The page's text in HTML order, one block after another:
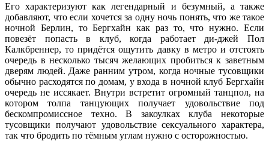
Его характеризуют как легендарный и безумный, а также
добавляют, что если хочется за одну ночь понять, что же такое
ночной Берлин, то Бергхайн как раз то, что нужно. Если
повезёт попасть в клуб, когда работает ди-джей Пол
Калкбреннер, то придётся ощутить давку в метро и отстоять
очередь в несколько тысяч желающих пробиться к заветным
дверям людей. Даже ранним утром, когда ночные тусовщики
обычно расходятся по домам, у входа в ночной клуб Бергхайн
очередь не иссякает. Внутри встретит огромный танцпол, на
котором толпа танцующих получает удовольствие под
бескомпромиссное техно. В закоулках клуба некоторые
тусовщики получают удовольствие сексуального характера,
так что бродить по тёмным углам нужно с осторожностью.